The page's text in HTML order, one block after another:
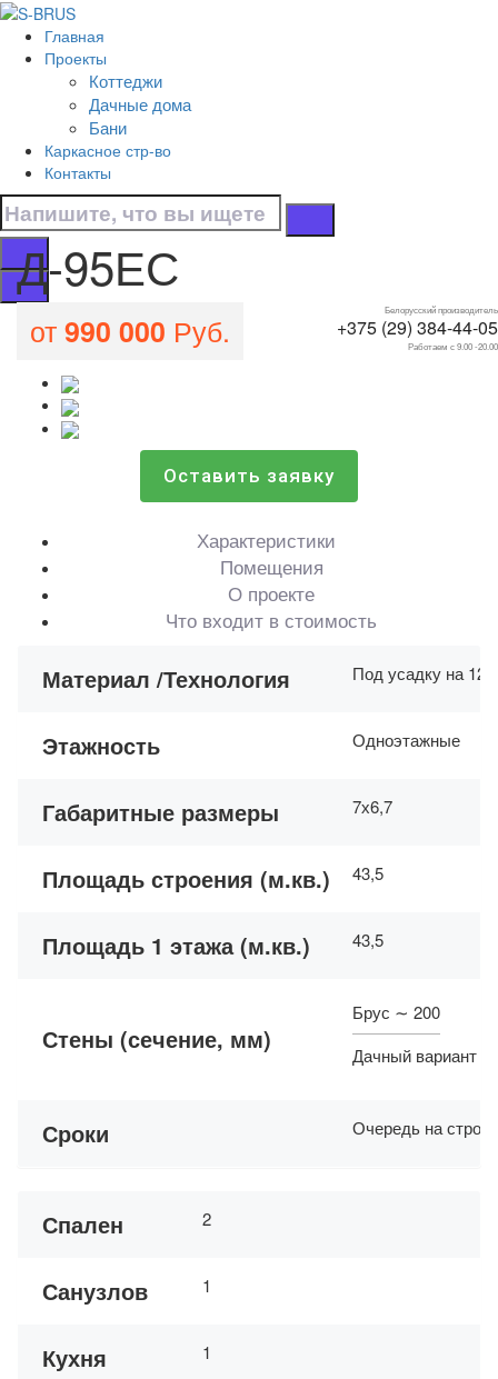
Перейти к контенту
Главная
Проекты
Коттеджи
Дачные дома
Бани
Каркасное стр-во
Контакты
Белорусский производитель
+375 (29) 384-44-05
Работаем с 9.00 -20.00
Д-95ЕС
Все проекты домов
Д-95ЕС
Д-95ЕС
от990 000 Руб.
Оставить заявку
Характеристики
Помещения
О проекте
Что входит в стоимость
Материал /Технология Под усадку на 12-
Этажность Одноэтажные
Габаритные размеры 7х6,7
Площадь строения (м.кв.) 43,5
Площадь 1 этажа (м.кв.) 43,5
Стены (сечение, мм)
Брус ∼ 200
Дачный вариант
Сроки Очередь на
Спален 2
Санузлов 1
Кухня 1